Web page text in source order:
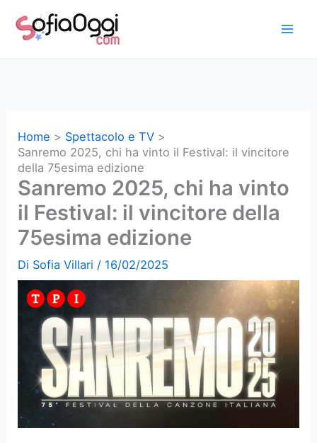
Home
Spettacolo e TV
Sanremo 2025, chi ha vinto il Festival: il vincitore
della 75esima edizione
Sanremo 2025, chi ha vinto
il Festival: il vincitore della
75esima edizione
Di Sofia Villari / 16/02/2025